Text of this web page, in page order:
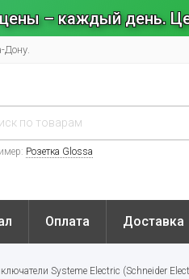
– каждый день.
Дону.
Розетка Glossa
Оплата Доставка
Systeme Electric (Schneider